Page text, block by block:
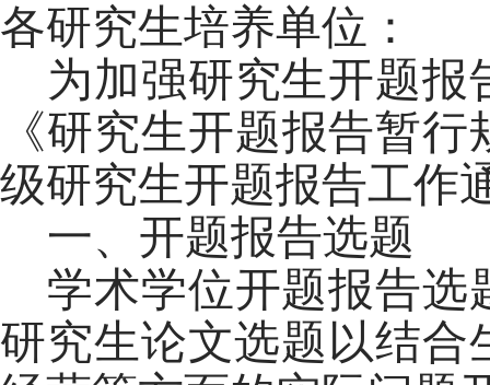
各研究生培养单位：
为加强研究生开题
《研究生开题报告暂
级研究生开题报告工作
一、开题报告选题
学术学位开题报告选
研究生论文选题以结